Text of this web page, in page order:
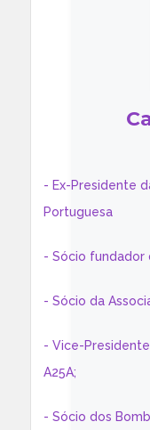
- Ex-Presidente
Portuguesa
- Sócio fundador
- Sócio da
- Vice-
A25A;
- Sócio dos